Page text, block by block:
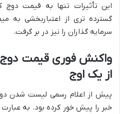
این تأثیرات تنها به قیمت دوج
گسترده تری از اعتباربخشی به
سرمایه گذاران را نیز در بر گرفت.
واکنش فوری قیمت
از یک اوج
پیش از اعلام رسمی لیست شدن
خبر را پیش خور کرده بود. به عبارت